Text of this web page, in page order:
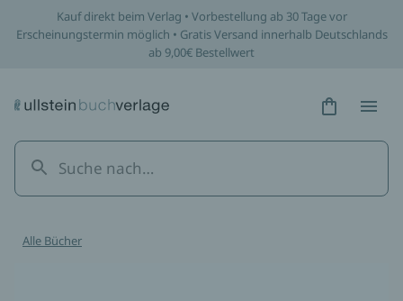
Kauf direkt beim Verlag • Vorbestellung ab 30 Tage vor
Erscheinungstermin möglich • Gratis Versand innerhalb Deutschlands
ab 9,00€ Bestellwert
Hidden
Alle Bücher